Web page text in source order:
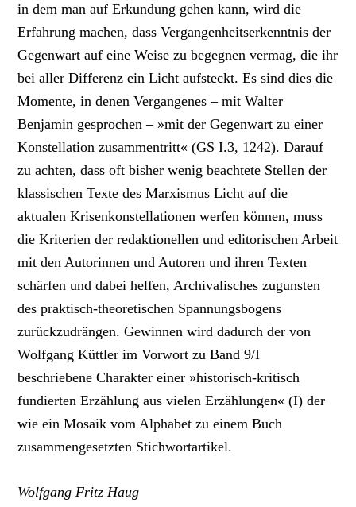
in dem man auf Erkundung gehen kann, wird die
Erfahrung machen, dass Vergangenheitserkenntnis der
Gegenwart auf eine Weise zu begegnen vermag, die ihr
bei aller Differenz ein Licht aufsteckt. Es sind dies die
Momente, in denen Vergangenes – mit Walter
Benjamin gesprochen – »mit der Gegenwart zu einer
Konstellation zusammentritt« (GS I.3, 1242). Darauf
zu achten, dass oft bisher wenig beachtete Stellen der
klassischen Texte des Marxismus Licht auf die
aktualen Krisenkonstellationen werfen können, muss
die Kriterien der redaktionellen und editorischen Arbeit
mit den Autorinnen und Autoren und ihren Texten
schärfen und dabei helfen, Archivalisches zugunsten
des praktisch-theoretischen Spannungsbogens
zurückzudrängen. Gewinnen wird dadurch der von
Wolfgang Küttler im Vorwort zu Band 9/I
beschriebene Charakter einer »historisch-kritisch
fundierten Erzählung aus vielen Erzählungen« (I) der
wie ein Mosaik vom Alphabet zu einem Buch
zusammengesetzten Stichwortartikel.
Wolfgang Fritz Haug